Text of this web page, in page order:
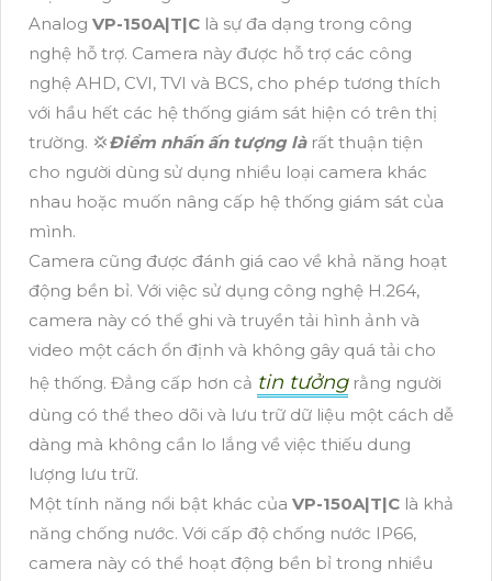
Analog VP-150A|T|C là sự đa dạng trong công
nghệ hỗ trợ. Camera này được hỗ trợ các công
nghệ AHD, CVI, TVI và BCS, cho phép tương thích
với hầu hết các hệ thống giám sát hiện có trên thị
trường. 💢Điểm nhấn ấn tượng làrất thuận tiện
cho người dùng sử dụng nhiều loại camera khác
nhau hoặc muốn nâng cấp hệ thống giám sát của
mình.
Camera cũng được đánh giá cao về khả năng hoạt
động bền bỉ. Với việc sử dụng công nghệ H.264,
camera này có thể ghi và truyền tải hình ảnh và
video một cách ổn định và không gây quá tải cho
hệ thống. Đẳng cấp hơn cả tin tưởngrằng người
dùng có thể theo dõi và lưu trữ dữ liệu một cách dễ
dàng mà không cần lo lắng về việc thiếu dung
lượng lưu trữ.
Một tính năng nổi bật khác của VP-150A|T|C là khả
năng chống nước. Với cấp độ chống nước IP66,
camera này có thể hoạt động bền bỉ trong nhiều